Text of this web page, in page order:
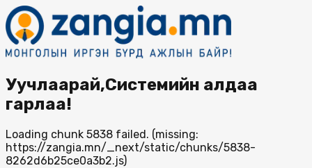
Уучлаарай,Системийн алдаа
гарлаа!
Loading chunk 5838 failed. (missing:
https://zangia.mn/_next/static/chunks/5838-
8262d6b25ce0a3b2.js)